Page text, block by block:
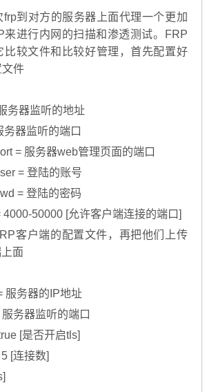
frp到对方的服务器上面代理一个更加
来进行内网的扫描和渗透测试。FRP
比较文件和比较好管理，首先配置好
件
务器监听的地址
务器监听的端口
= 服务器web管理页面的端口
= 登陆的账号
= 登陆的密码
50000 [允许客户端连接的端口]
客户端的配置文件，再把他们上传
面
服务器的IP地址
务器监听的端口
[是否开启tls]
[连接数]